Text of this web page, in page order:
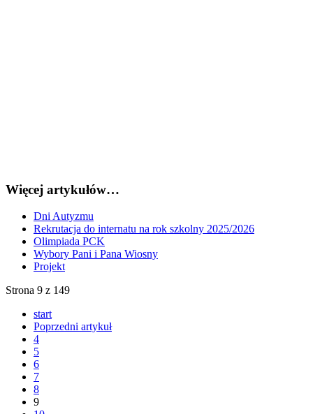
Więcej artykułów…
Dni Autyzmu
Rekrutacja do internatu na rok szkolny 2025/2026
Olimpiada PCK
Wybory Pani i Pana Wiosny
Projekt
Strona 9 z 149
start
Poprzedni artykuł
4
5
6
7
8
9